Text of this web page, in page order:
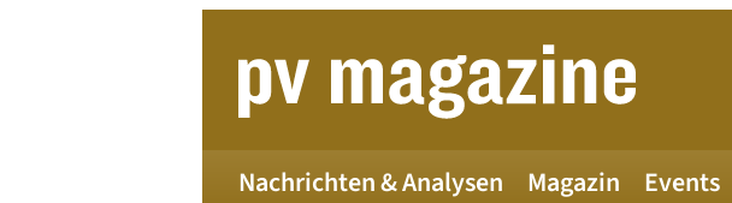
Nachrichten & Analysen Magazin Events